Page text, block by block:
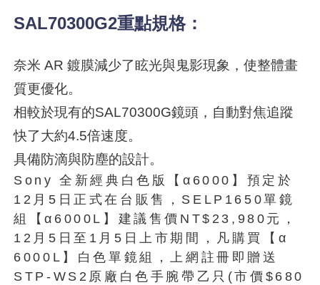
SAL70300G2重點規格：
奈米 AR 鍍膜減少了眩光與鬼影現象，使整體畫
質更優化。
相較於現有的SAL70300G鏡頭，自動對焦追蹤
快了大約4.5倍速度。
具備防滴與防塵的設計。
Sony 全新經典白色版【α6000】預定於
12月5日正式在台販售，SELP1650單鏡
組【α6000L】建議售價NT$23,980元，
12月5日至1月5日上市期間，凡購買【α
6000L】白色單鏡組，上網註冊即贈送
STP-WS2原廠白色手腕帶乙只(市價$680